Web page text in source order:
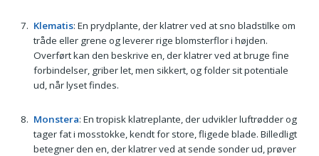
Klematis: En prydplante, der klatrer ved at sno bladstilke om
tråde eller grene og leverer rige blomsterflor i højden.
Overført kan den beskrive en, der klatrer ved at bruge fine
forbindelser, griber let, men sikkert, og folder sit potentiale
ud, når lyset findes.
Monstera: En tropisk klatreplante, der udvikler luftrødder og
tager fat i mosstokke, kendt for store, fligede blade. Billedligt
betegner den en, der klatrer ved at sende sonder ud, prøver